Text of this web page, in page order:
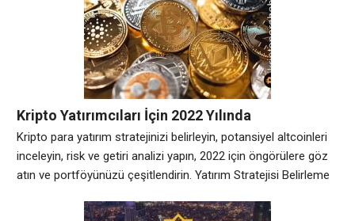
mizahi unsurlar içerir. Yükselen Meme Coin’ler, genellikle düşük
değerli olmalarına rağmen hızla
Kripto Yatırımcıları İçin 2022 Yılında
Kazandıracak Altcoin Önerileri
Kripto para yatırım stratejinizi belirleyin, potansiyel altcoinleri
inceleyin, risk ve getiri analizi yapın, 2022 için öngörülere göz
atın ve portföyünüzü çeşitlendirin. Yatırım Stratejisi Belirleme
için önemli bir adımdır. Bu strateji belirlenirken yatırımcının